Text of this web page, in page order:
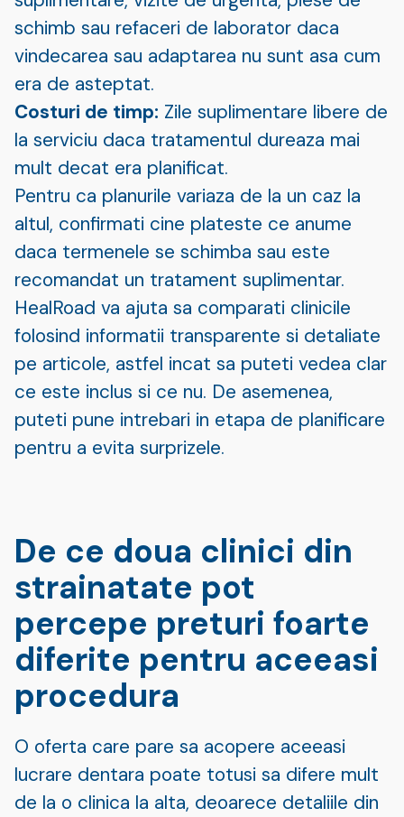
schimb sau refaceri de laborator daca
vindecarea sau adaptarea nu sunt asa cum
era de asteptat.
Costuri de timp: Zile suplimentare libere de
la serviciu daca tratamentul dureaza mai
mult decat era planificat.
Pentru ca planurile variaza de la un caz la
altul, confirmati cine plateste ce anume
daca termenele se schimba sau este
recomandat un tratament suplimentar.
HealRoad va ajuta sa comparati clinicile
folosind informatii transparente si detaliate
pe articole, astfel incat sa puteti vedea clar
ce este inclus si ce nu. De asemenea,
puteti pune intrebari in etapa de planificare
pentru a evita surprizele.
De ce doua clinici din
strainatate pot
percepe preturi foarte
diferite pentru aceeasi
procedura
O oferta care pare sa acopere aceeasi
lucrare dentara poate totusi sa difere mult
de la o clinica la alta, deoarece detaliile din